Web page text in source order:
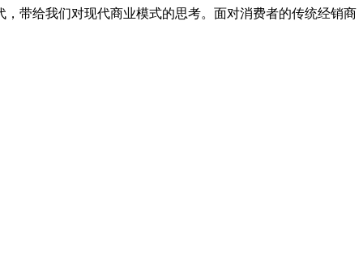
带给我们对现代商业模式的思考。面对消费者的传统经销商